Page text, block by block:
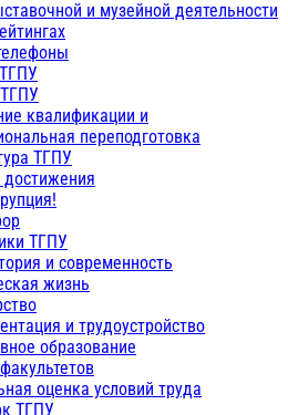
и музейной деятельности
квалификации и
переподготовка
ТГПУ
ТГПУ
и современность
жизнь
и трудоустройство
образование
оценка условий труда
ТГПУ